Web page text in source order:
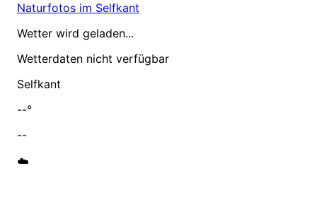
Naturfotos im Selfkant
Wetter wird geladen...
Wetterdaten nicht verfügbar
Selfkant
--°
--
☁️